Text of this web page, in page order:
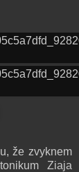
že zvyknem
Ziaja